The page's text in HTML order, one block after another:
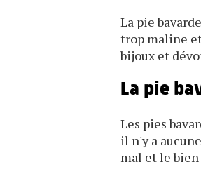
La pie
trop maline
bijoux et
La pie
Les pies
il n'y a
mal et le